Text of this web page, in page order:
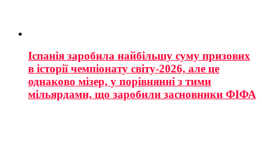
Іспанія заробила найбільшу суму призових
в історії чемпіонату світу-2026, але це
однаково мізер, у порівнянні з тими
мільярдами, що заробили засновники ФІФА